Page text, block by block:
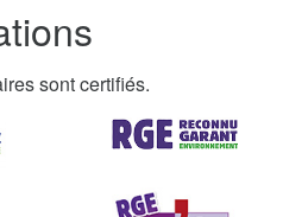
sont certifiés.